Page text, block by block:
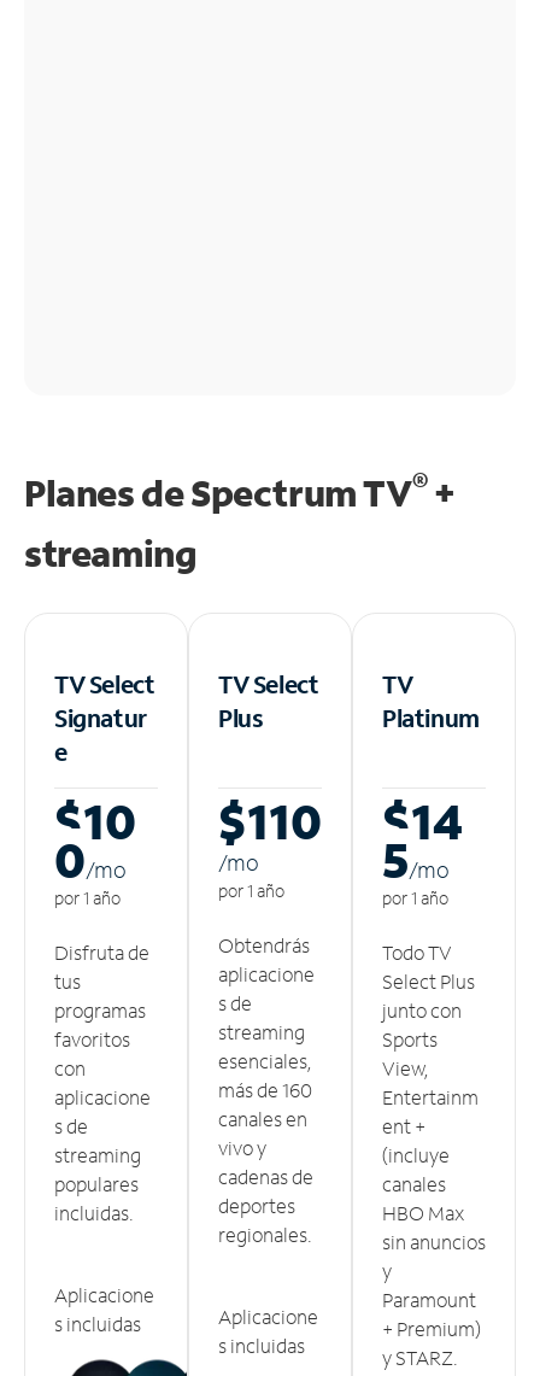
Planes de Spectrum TV®+
streaming
TV Select
Signatur
e
$10
0/mo
por 1 año
Disfruta de
tus
programas
favoritos
con
aplicacione
s de
streaming
populares
incluidas.
Aplicacione
s incluidas
TV Select
Plus
$110
/mo
por 1 año
Obtendrás
aplicacione
s de
streaming
esenciales,
más de 160
canales en
vivo y
cadenas de
deportes
regionales.
Aplicacione
s incluidas
TV
Platinum
$14
5/mo
por 1 año
Todo TV
Select Plus
junto con
Sports
View,
Entertainm
ent +
(incluye
canales
HBO Max
sin anuncios
y
Paramount
+ Premium)
y STARZ.